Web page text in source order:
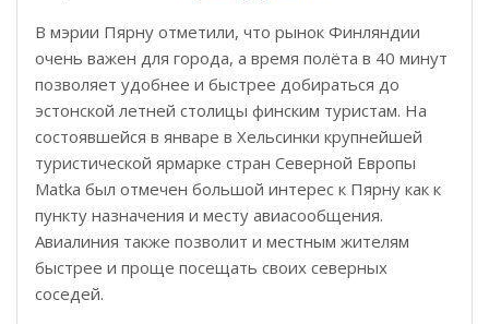
В мэрии Пярну отметили, что рынок Финляндии
очень важен для города, а время полёта в 40 минут
позволяет удобнее и быстрее добираться до
эстонской летней столицы финским туристам. На
состоявшейся в январе в Хельсинки крупнейшей
туристической ярмарке стран Северной Европы
Matka был отмечен большой интерес к Пярну как к
пункту назначения и месту авиасообщения.
Авиалиния также позволит и местным жителям
быстрее и проще посещать своих северных
соседей.